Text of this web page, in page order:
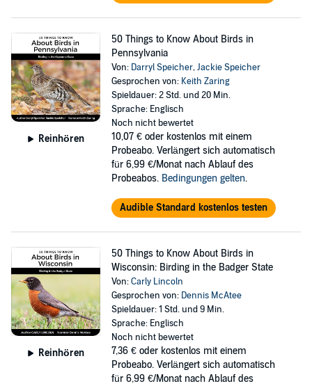
Reinhören
50 Things to Know About Birds in
Pennsylvania
Von: Darryl Speicher,Jackie Speicher
Gesprochen von: Keith Zaring
Spieldauer: 2 Std. und 20 Min.
Sprache: Englisch
Noch nicht bewertet
10,07 € oder kostenlos mit einem
Probeabo. Verlängert sich automatisch
für 6,99 €/Monat nach Ablauf des
Probeabos. Bedingungen gelten.
Audible Standard kostenlos testen
Reinhören
50 Things to Know About Birds in
Wisconsin: Birding in the Badger State
Von:Carly Lincoln
Gesprochen von: Dennis McAtee
Spieldauer: 1 Std. und 9 Min.
Sprache: Englisch
Noch nicht bewertet
7,36 € oder kostenlos mit einem
Probeabo. Verlängert sich automatisch
für 6,99 €/Monat nach Ablauf des